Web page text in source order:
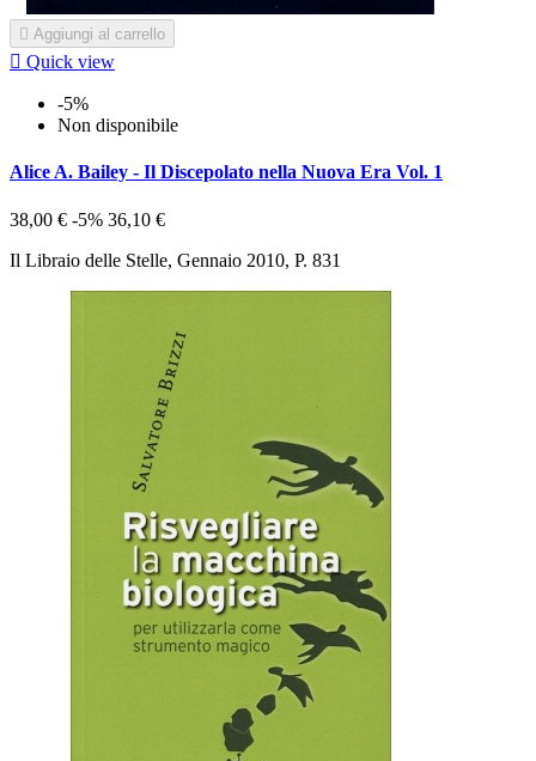
 Aggiungi al carrello
 Quick view
-5%
Non disponibile
Alice A. Bailey - Il Discepolato nella Nuova Era Vol. 1
38,00 € -5% 36,10 €
Il Libraio delle Stelle, Gennaio 2010, P. 831